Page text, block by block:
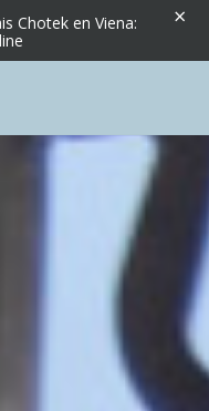
×
Chotek en Viena: